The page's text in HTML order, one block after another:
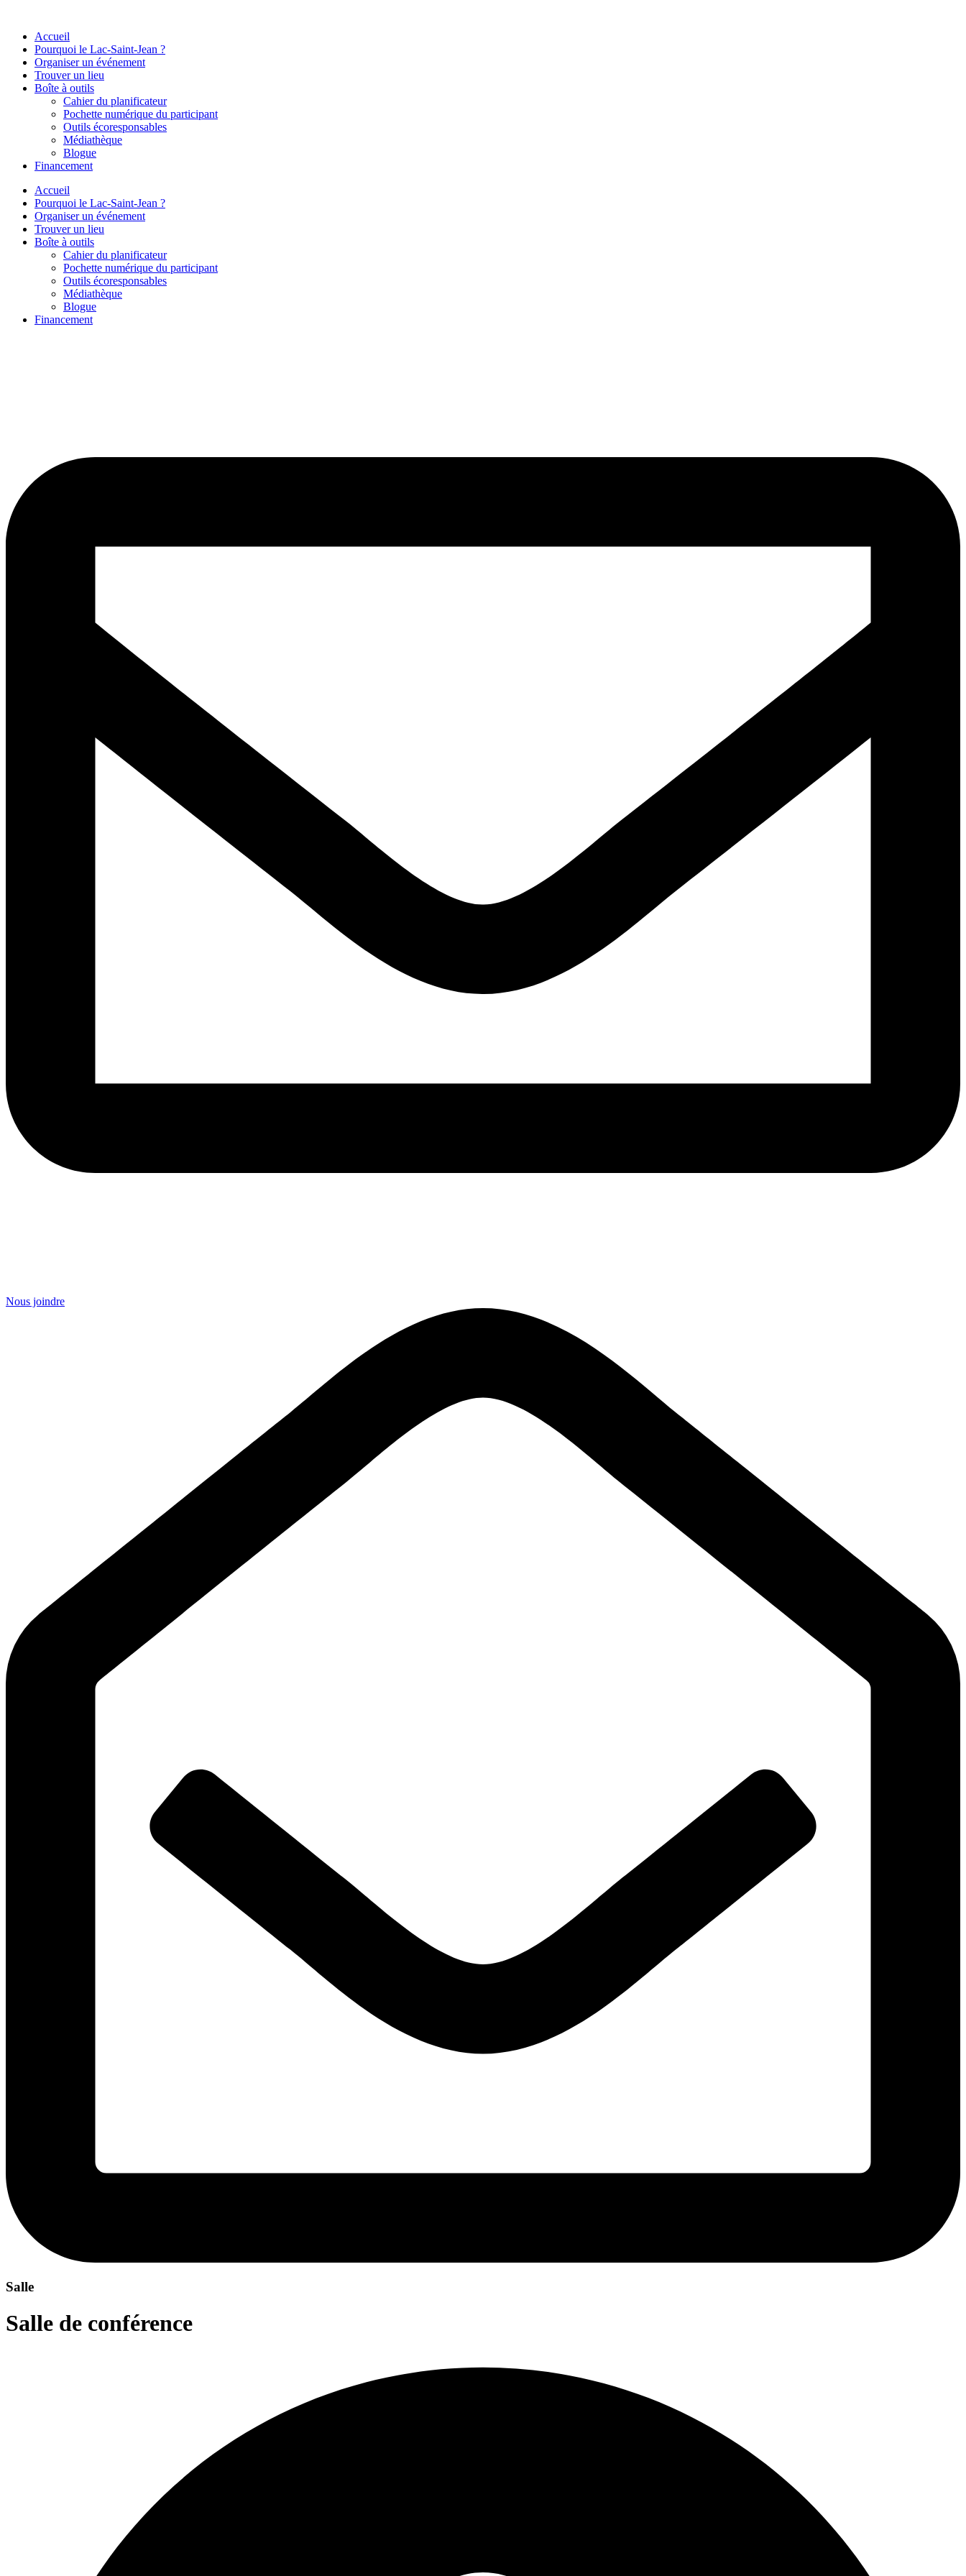
contenuAccueil
Pourquoi le Lac-Saint-Jean ?
Organiser un événement
Trouver un lieu
Boîte à outils
Cahier du planificateur
Pochette numérique du participant
Outils écoresponsables
Médiathèque
Blogue
Financement
Accueil
Pourquoi le Lac-Saint-Jean ?
Organiser un événement
Trouver un lieu
Boîte à outils
Cahier du planificateur
Pochette numérique du participant
Outils écoresponsables
Médiathèque
Blogue
Financement
Nous joindre
Salle
Salle de conférence